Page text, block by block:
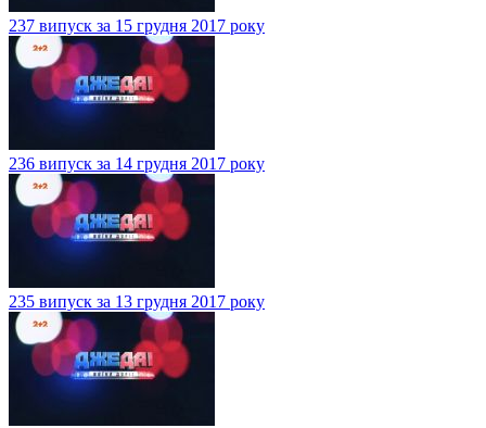
237 випуск за 15 грудня 2017 року
236 випуск за 14 грудня 2017 року
235 випуск за 13 грудня 2017 року